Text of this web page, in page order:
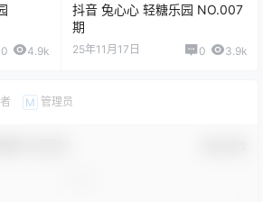
0 4.9k
抖音 兔心心 轻糖乐园 NO.007
期
25年11月17日 0 3.9k
M 管理员